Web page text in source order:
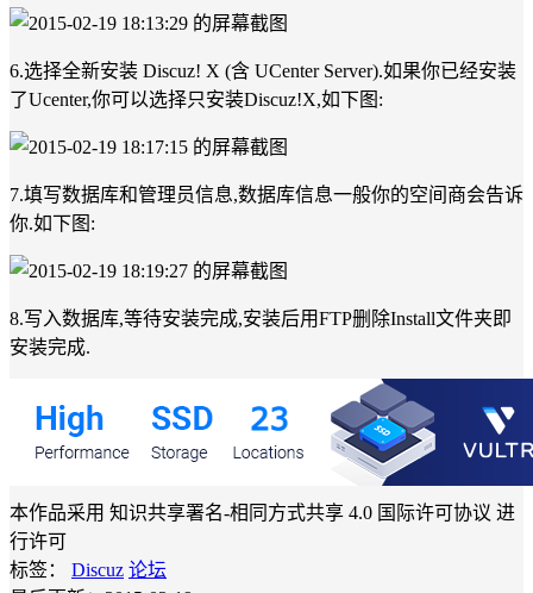
6.选择全新安装 Discuz! X (含 UCenter Server).如果你已经安装
了Ucenter,你可以选择只安装Discuz!X,如下图:
7.填写数据库和管理员信息,数据库信息一般你的空间商会告诉
你.如下图:
8.写入数据库,等待安装完成,安装后用FTP删除Install文件夹即
安装完成.
本作品采用 知识共享署名-相同方式共享 4.0 国际许可协议 进
行许可
标签：
Discuz 论坛